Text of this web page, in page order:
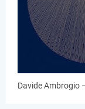
Davide Ambrogio